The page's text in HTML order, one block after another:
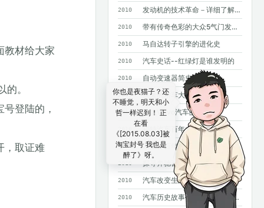
2010 发动机的技术革命－详细了解GDI
2010 带有传奇色彩的大众5气门发动机
2010 马自达转子引擎的进化史
2010 汽车史话--红绿灯是谁发明的
2010 自动变速器简史
2010 未来的轿车大灯
2010 四款Volvo汽车的诞生
福特汽车百年大事记
2010 菲亚特百年史
探寻奔驰百年基因--斯图加特奔驰总部采访手记
2010 汽车改变生活--汽车发明100年史话
2010 汽车历史故事——MPV风雨20年
教材给大家
。
登陆的，
，取证难
你也是夜猫子？还
不睡觉，明天和小
哲一样迟到！ 正
在看
《[2015.08.03]被
淘宝封号 我也是
醉了》呀。